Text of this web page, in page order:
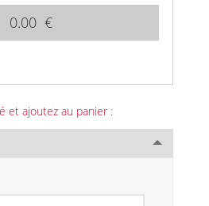
0.00 €
et ajoutez au panier :